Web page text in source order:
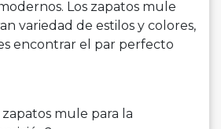
Los zapatos mule
variedad de estilos y colores,
encontrar el par perfecto
mule para la